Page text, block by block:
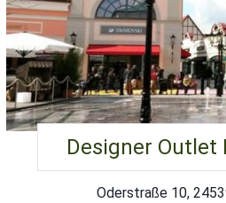
Designer Outlet
Oderstraße 10,